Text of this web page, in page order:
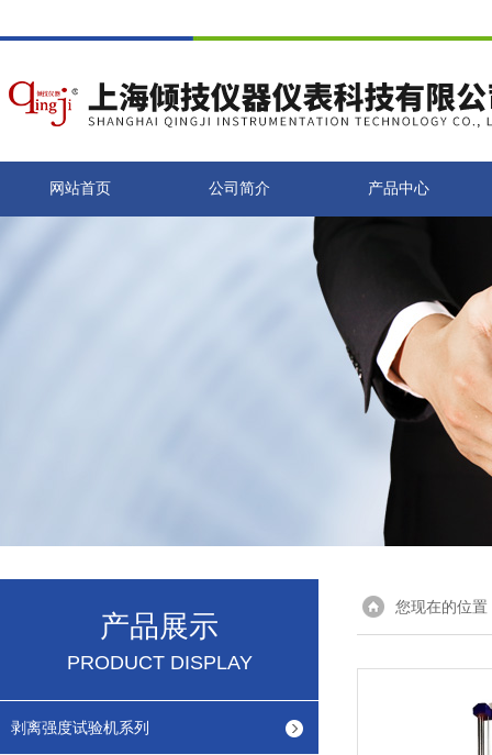
网站首页 公司简介 产品中心
产品展示
PRODUCT DISPLAY
剥离强度试验机系列
您现在的位置